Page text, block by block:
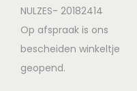
NULZES- 20182414
Op afspraak is ons
bescheiden winkeltje
geopend.